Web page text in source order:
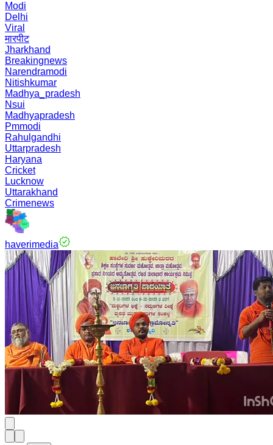
Modi
Delhi
Viral
मारपीट
Jharkhand
Breakingnews
Narendramodi
Nitishkumar
Madhya_pradesh
Nsui
Madhyapradesh
Pmmodi
Rahulgandhi
Uttarpradesh
Haryana
Cricket
Lucknow
Uttarakhand
Crimenews
haverimedia